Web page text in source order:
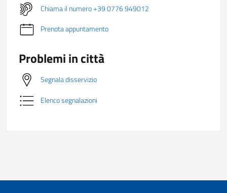
Chiama il numero +39 0776 949012
Prenota appuntamento
Problemi in città
Segnala disservizio
Elenco segnalazioni